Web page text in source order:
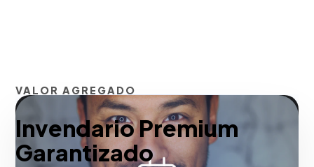
VALOR AGREGADO
Invendario Premium
Garantizado